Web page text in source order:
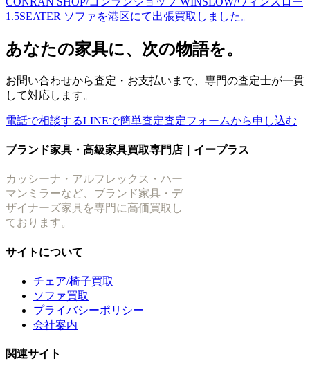
1.5SEATER ソファを港区にて出張買取しました。
あなたの家具に、次の物語を。
お問い合わせから査定・お支払いまで、専門の査定士が一貫
して対応します。
電話で相談するLINEで簡単査定査定フォームから申し込む
ブランド家具・高級家具買取専門店｜イープラス
カッシーナ・アルフレックス・ハー
マンミラーなど、ブランド家具・デ
ザイナーズ家具を専門に高価買取し
ております。
サイトについて
チェア/椅子買取
ソファ買取
プライバシーポリシー
会社案内
関連サイト